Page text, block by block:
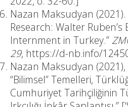
Nazan Maksudyan (2021).
Research: Walter Ruben’s
Internment in Turkey.”
29, https://d-nb.info/
Nazan Maksudyan (2021),
“Bilimsel” Temelleri,
Cumhuriyet Tarihçiliğinin